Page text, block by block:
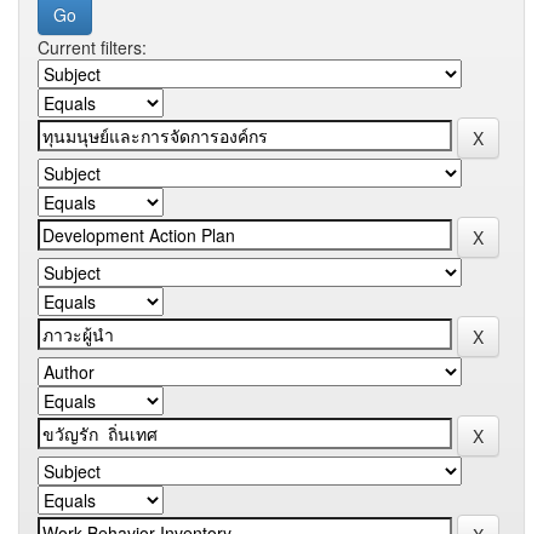
Current filters: